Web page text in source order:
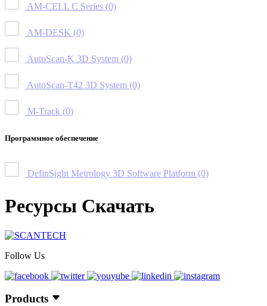
AM-CELL C Series (0)
AM-DESK (0)
AutoScan-K 3D System (0)
AutoScan-T42 3D System (0)
M-Track (0)
Программное обеспечение
DefinSight Metrology 3D Software Platform (0)
Ресурсы Скачать
Follow Us
Products